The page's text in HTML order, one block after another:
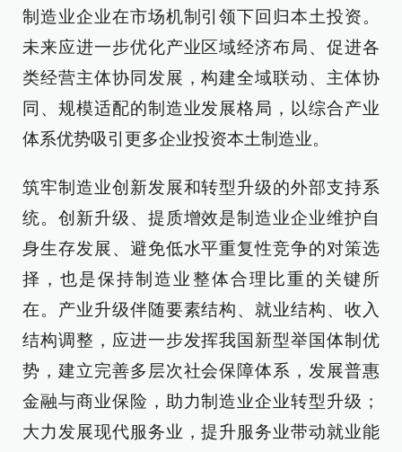
制造业企业在市场机制引领下回归本土投资。
未来应进一步优化产业区域经济布局、促进各
类经营主体协同发展，构建全域联动、主体协
同、规模适配的制造业发展格局，以综合产业
体系优势吸引更多企业投资本土制造业。
筑牢制造业创新发展和转型升级的外部支持系
统。创新升级、提质增效是制造业企业维护自
身生存发展、避免低水平重复性竞争的对策选
择，也是保持制造业整体合理比重的关键所
在。产业升级伴随要素结构、就业结构、收入
结构调整，应进一步发挥我国新型举国体制优
势，建立完善多层次社会保障体系，发展普惠
金融与商业保险，助力制造业企业转型升级；
大力发展现代服务业，提升服务业带动就业能